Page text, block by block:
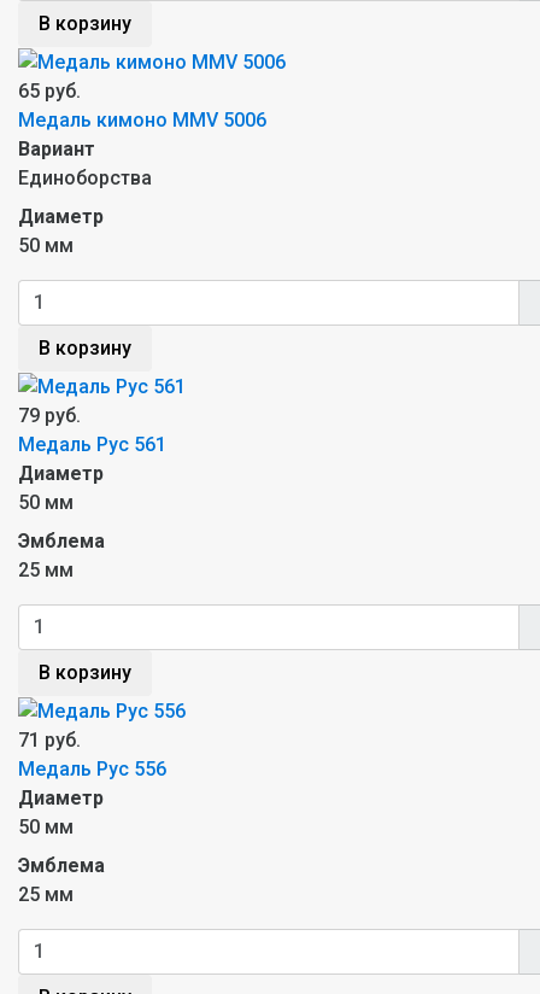
В корзину
65 руб.
Mедаль кимоно MMV 5006
Вариант
Единоборства
Диаметр
50 мм
В корзину
79 руб.
Медаль Рус 561
Диаметр
50 мм
Эмблема
25 мм
В корзину
71 руб.
Медаль Рус 556
Диаметр
50 мм
Эмблема
25 мм